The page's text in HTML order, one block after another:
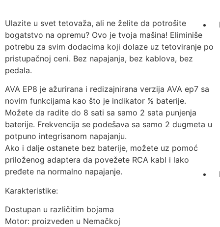
Ulazite u svet tetovaža, ali ne želite da potrošite
bogatstvo na opremu? Ovo je tvoja mašina! Eliminiše
potrebu za svim dodacima koji dolaze uz tetoviranje po
pristupačnoj ceni. Bez napajanja, bez kablova, bez
pedala.
AVA EP8 je ažurirana i redizajnirana verzija AVA ep7 sa
novim funkcijama kao što je indikator % baterije.
Možete da radite do 8 sati sa samo 2 sata punjenja
baterije. Frekvencija se podešava sa samo 2 dugmeta u
potpuno integrisanom napajanju.
Ako i dalje ostanete bez baterije, možete uz pomoć
priloženog adaptera da povežete RCA kabl i lako
pređete na normalno napajanje.
Karakteristike:
Dostupan u različitim bojama
Motor: proizveden u Nemačkoj